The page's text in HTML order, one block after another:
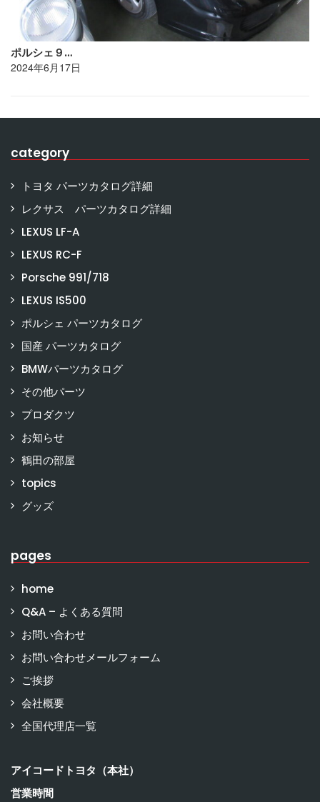
ポルシェ９…
2024年6月17日
category
トヨタ パーツカタログ詳細
レクサス パーツカタログ詳細
LEXUS LF-A
LEXUS RC-F
Porsche 991/718
LEXUS IS500
ポルシェ パーツカタログ
国産 パーツカタログ
BMWパーツカタログ
その他パーツ
プロダクツ
お知らせ
鶴田の部屋
topics
グッズ
pages
home
Q&A – よくある質問
お問い合わせ
お問い合わせメールフォーム
ご挨拶
会社概要
全国代理店一覧
アイコードトヨタ（本社）
営業時間